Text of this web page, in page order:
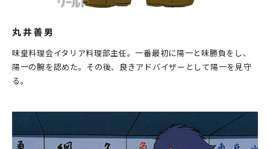
丸井善男
味皇料理会イタリア料理部主任。一番最初に陽一と味勝負をし、
陽一の腕を認めた。その後、良きアドバイザーとして陽一を見守
る。